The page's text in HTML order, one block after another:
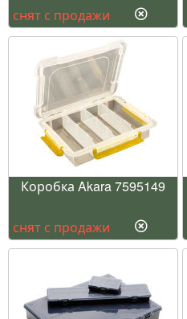
снят с продажи
Коробка Akara 7595149
снят с продажи